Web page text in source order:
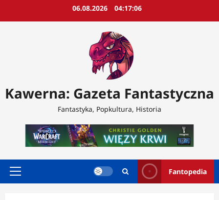
06.08.2026 04:17:09
Kawerna: Gazeta Fantastyczna
Fantastyka, Popkultura, Historia
Menu
Fantopedia